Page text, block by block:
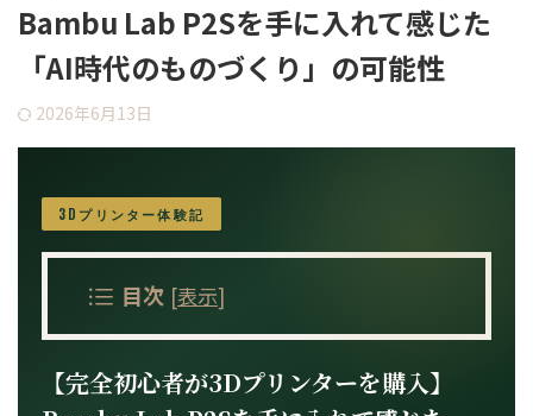
Bambu Lab P2Sを手に入れて感じた
「AI時代のものづくり」の可能性
2026年6月13日
3Dプリンター体験記
目次 [表示]
【完全初心者が3Dプリンターを購入】